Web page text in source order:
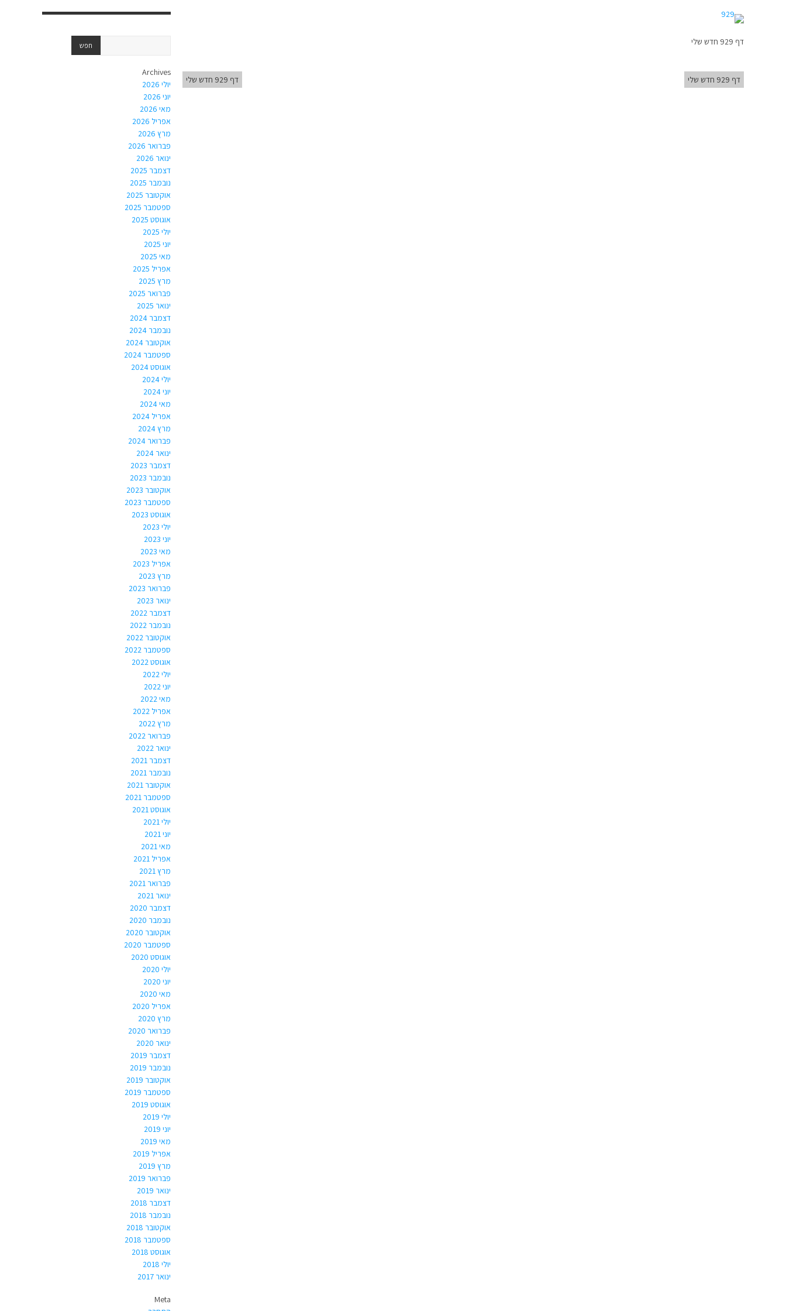
דף 929 חדש שלי
דף 929 חדש שלי דף 929 חדש שלי
Archives
יולי 2026
יוני 2026
מאי 2026
אפריל 2026
מרץ 2026
פברואר 2026
ינואר 2026
דצמבר 2025
נובמבר 2025
אוקטובר 2025
ספטמבר 2025
אוגוסט 2025
יולי 2025
יוני 2025
מאי 2025
אפריל 2025
מרץ 2025
פברואר 2025
ינואר 2025
דצמבר 2024
נובמבר 2024
אוקטובר 2024
ספטמבר 2024
אוגוסט 2024
יולי 2024
יוני 2024
מאי 2024
אפריל 2024
מרץ 2024
פברואר 2024
ינואר 2024
דצמבר 2023
נובמבר 2023
אוקטובר 2023
ספטמבר 2023
אוגוסט 2023
יולי 2023
יוני 2023
מאי 2023
אפריל 2023
מרץ 2023
פברואר 2023
ינואר 2023
דצמבר 2022
נובמבר 2022
אוקטובר 2022
ספטמבר 2022
אוגוסט 2022
יולי 2022
יוני 2022
מאי 2022
אפריל 2022
מרץ 2022
פברואר 2022
ינואר 2022
דצמבר 2021
נובמבר 2021
אוקטובר 2021
ספטמבר 2021
אוגוסט 2021
יולי 2021
יוני 2021
מאי 2021
אפריל 2021
מרץ 2021
פברואר 2021
ינואר 2021
דצמבר 2020
נובמבר 2020
אוקטובר 2020
ספטמבר 2020
אוגוסט 2020
יולי 2020
יוני 2020
מאי 2020
אפריל 2020
מרץ 2020
פברואר 2020
ינואר 2020
דצמבר 2019
נובמבר 2019
אוקטובר 2019
ספטמבר 2019
אוגוסט 2019
יולי 2019
יוני 2019
מאי 2019
אפריל 2019
מרץ 2019
פברואר 2019
ינואר 2019
דצמבר 2018
נובמבר 2018
אוקטובר 2018
ספטמבר 2018
אוגוסט 2018
יולי 2018
ינואר 2017
Meta